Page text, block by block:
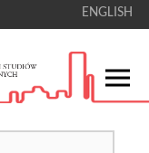
ENGLISH